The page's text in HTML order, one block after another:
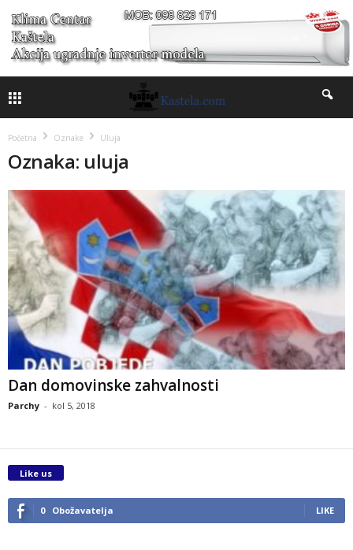
Početna Oznake Uluja
Oznaka: uluja
Dan domovinske zahvalnosti
Parchy - kol 5, 2018
Like us
0 Obožavatelja LIKE